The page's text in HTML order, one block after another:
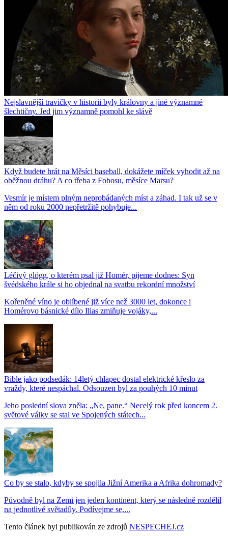
Nejslavnější travičky v historii byly královny a jiné významné
šlechtičny. Jed jim významně pomohl ke slávě
Když budete hrát na Měsíci baseball, dokážete míček vyhodit až na
oběžnou dráhu? A co třeba z Fobosu, měsíce Marsu?
Vesmír je místem plným neprobádaných míst a záhad. I tak už se v
něm od roku 2000 nepřetržitě pohybuje...
Léčivý glögg, o kterém psal již Homér, pijeme dodnes: Syn
švédského krále si ho objednal na svatbu rekordní množství
Kořeněné víno je oblíbené již více než 3000 let, dokonce i
Homérovo básnické dílo Ilias zmiňuje vojáky,...
Bible jako podsedák: 14letý chlapec dostal elektrické křeslo za
vraždy, které nespáchal. Odsouzen byl za pouhých 10 minut
Jeho poslední slova zněla: „Ne, pane.“ Necelý rok před koncem 2.
světové války se stal ve Spojených státech...
Co by se stalo, kdyby se spojila Jižní Amerika a Afrika dohromady?
Původně byl na Zemi jen jeden kontinent, který se následně rozdělil
na jednotlivé světadíly. Podívejme se,...
Tento článek byl publikován ze zdrojů NESPECHEJ.cz